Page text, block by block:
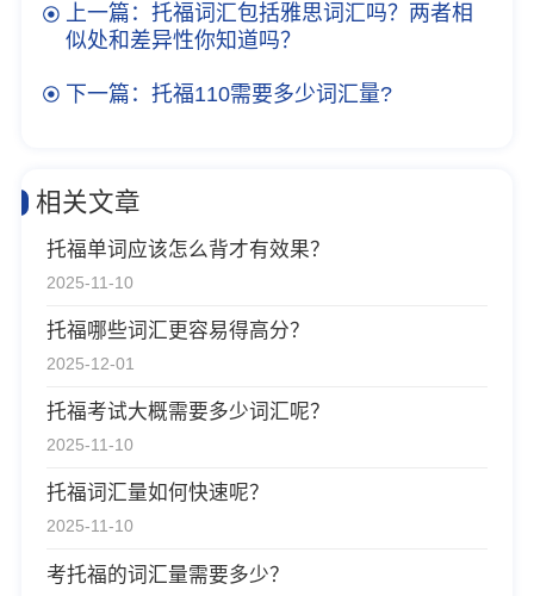
上一篇：托福词汇包括雅思词汇吗？两者相
似处和差异性你知道吗？
下一篇：托福110需要多少词汇量?
相关文章
托福单词应该怎么背才有效果？
2025-11-10
托福哪些词汇更容易得高分？
2025-12-01
托福考试大概需要多少词汇呢？
2025-11-10
托福词汇量如何快速呢？
2025-11-10
考托福的词汇量需要多少？